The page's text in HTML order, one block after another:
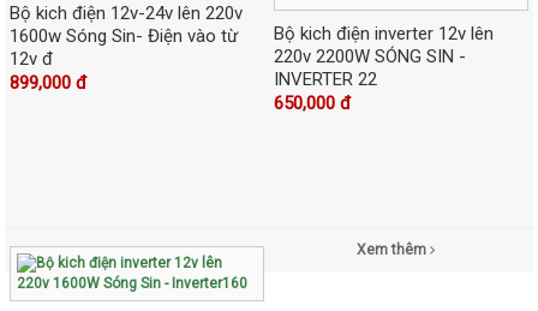
Bộ kich điện 12v-24v lên 220v
1600w Sóng Sin- Điện vào từ
12v đ
899,000 đ
Bộ kich điện inverter 12v lên
220v 2200W SÓNG SIN -
INVERTER 22
650,000 đ
Xem thêm